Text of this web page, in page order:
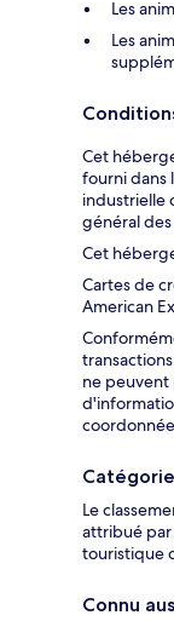
Les
Les
Cet
fourni dans
industrielle
général
Cet
Cartes de
American
ne peuvent
Le
attribué par
touristique
Connu